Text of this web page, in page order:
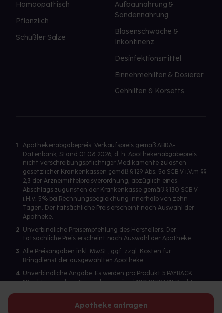
Apotheke anfragen
Homöopathisch
Pflanzlich
Schüßler Salze
Aufbaunahrung &
Sondennahrung
Blasenschwäche &
Inkontinenz
Desinfektionsmittel
Einnehmehilfen & Dosierer
Gehhilfen & Korsetts
1
Apothekenabgabepreis: Verkaufspreis gemäß ABDA-
Datenbank, Stand 01.08.2026, d. h. Apothekenabgabepreis
nicht verschreibungspflichtiger Medikamente zulasten
gesetzlicher Krankenkassen gemäß § 129 Abs. 5a SGB V i.V.m §§
2,3 der Arzneimittelpreisverordnung, abzüglich eines
Abschlags zugunsten der Krankenkasse gemäß § 130 SGB V
i.H.v. 5% bei Rechnungsbegleichung innerhalb von zehn
Tagen. Der tatsächliche Preis erscheint nach Auswahl der
Apotheke.
2 Unverbindliche Preisempfehlung des Herstellers. Der
tatsächliche Preis erscheint nach Auswahl der Apotheke.
3 Alle Preisangaben inkl. MwSt., ggf. zzgl. Kosten für
Bringdienst der ausgewählten Apotheke.
4 Unverbindliche Angabe. Es werden pro Produkt 5 PAYBACK
°Punkte vergeben. Es werden maximal 100 PAYBACK Punkte
abgegebene Artikel werden keine PAYBACK Punkte vergeben.